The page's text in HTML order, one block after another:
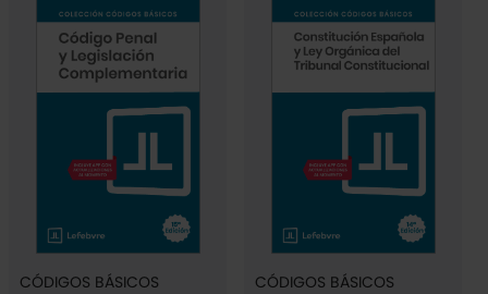
CÓDIGOS BÁSICOS
CÓDIGOS BÁSICOS